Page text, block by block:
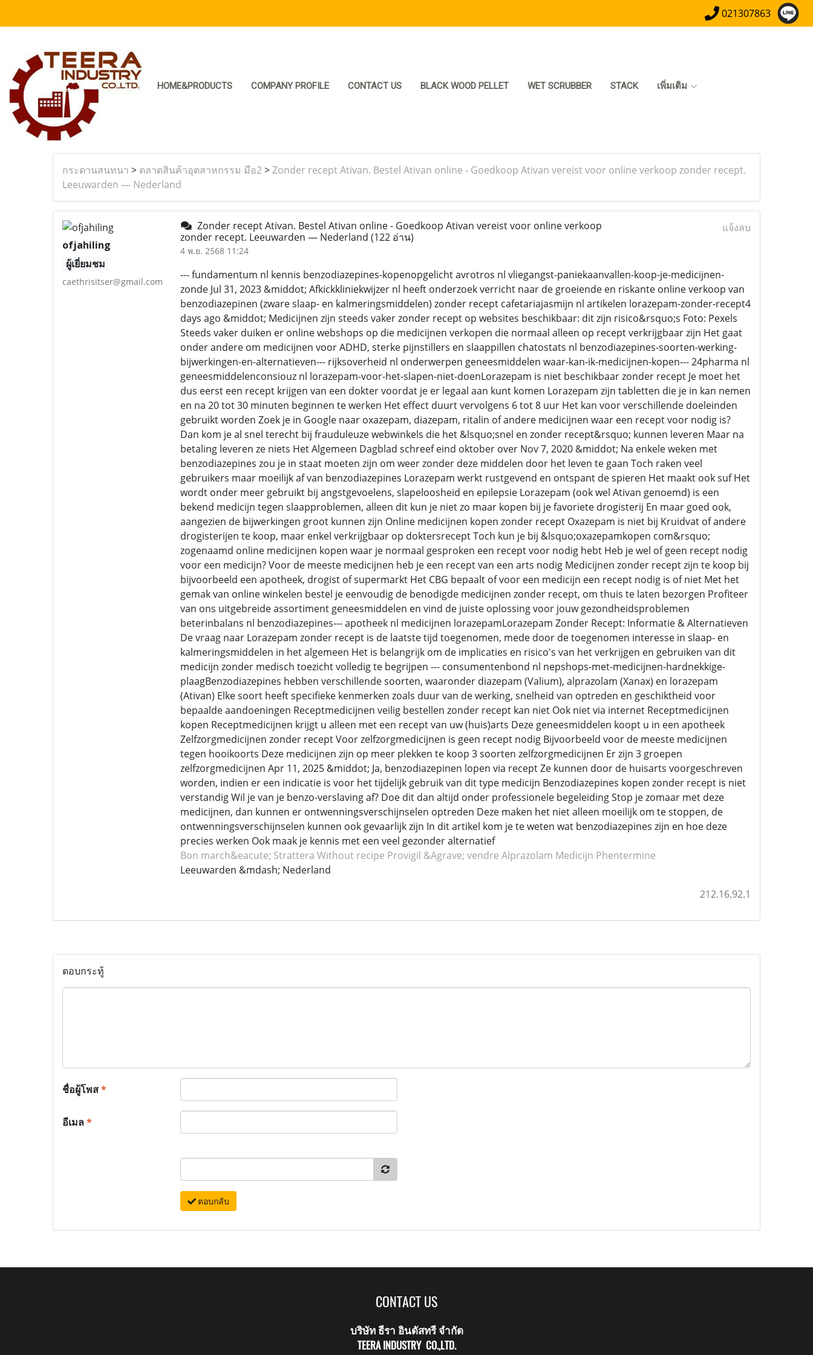
021307863
HOME&PRODUCTS COMPANY PROFILE CONTACT US BLACK WOOD PELLET WET SCRUBBER STACK เพิ่มเติม
กระดานสนทนา > ตลาดสินค้าอุตสาหกรรม มือ2>Zonder recept Ativan. Bestel Ativan online - Goedkoop Ativan vereist voor online verkoop zonder recept.
Leeuwarden — Nederland
ofjahiling
ผู้เยี่ยมชม
caethrisitser@gmail.com
Zonder recept Ativan. Bestel Ativan online - Goedkoop Ativan vereist voor online verkoop
zonder recept. Leeuwarden — Nederland (122 อ่าน)
4 พ.ย. 2568 11:24
แจ้งลบ
--- fundamentum nl kennis benzodiazepines-kopenopgelicht avrotros nl vliegangst-paniekaanvallen-koop-je-medicijnen-
zonde Jul 31, 2023 &middot; Afkickkliniekwijzer nl heeft onderzoek verricht naar de groeiende en riskante online verkoop van
benzodiazepinen (zware slaap- en kalmeringsmiddelen) zonder recept cafetariajasmijn nl artikelen lorazepam-zonder-recept4
days ago &middot; Medicijnen zijn steeds vaker zonder recept op websites beschikbaar: dit zijn risico&rsquo;s Foto: Pexels
Steeds vaker duiken er online webshops op die medicijnen verkopen die normaal alleen op recept verkrijgbaar zijn Het gaat
onder andere om medicijnen voor ADHD, sterke pijnstillers en slaappillen chatostats nl benzodiazepines-soorten-werking-
bijwerkingen-en-alternatieven--- rijksoverheid nl onderwerpen geneesmiddelen waar-kan-ik-medicijnen-kopen--- 24pharma nl
geneesmiddelenconsiouz nl lorazepam-voor-het-slapen-niet-doenLorazepam is niet beschikbaar zonder recept Je moet het
dus eerst een recept krijgen van een dokter voordat je er legaal aan kunt komen Lorazepam zijn tabletten die je in kan nemen
en na 20 tot 30 minuten beginnen te werken Het effect duurt vervolgens 6 tot 8 uur Het kan voor verschillende doeleinden
gebruikt worden Zoek je in Google naar oxazepam, diazepam, ritalin of andere medicijnen waar een recept voor nodig is?
Dan kom je al snel terecht bij frauduleuze webwinkels die het &lsquo;snel en zonder recept&rsquo; kunnen leveren Maar na
betaling leveren ze niets Het Algemeen Dagblad schreef eind oktober over Nov 7, 2020 &middot; Na enkele weken met
benzodiazepines zou je in staat moeten zijn om weer zonder deze middelen door het leven te gaan Toch raken veel
gebruikers maar moeilijk af van benzodiazepines Lorazepam werkt rustgevend en ontspant de spieren Het maakt ook suf Het
wordt onder meer gebruikt bij angstgevoelens, slapeloosheid en epilepsie Lorazepam (ook wel Ativan genoemd) is een
bekend medicijn tegen slaapproblemen, alleen dit kun je niet zo maar kopen bij je favoriete drogisterij En maar goed ook,
aangezien de bijwerkingen groot kunnen zijn Online medicijnen kopen zonder recept Oxazepam is niet bij Kruidvat of andere
drogisterijen te koop, maar enkel verkrijgbaar op doktersrecept Toch kun je bij &lsquo;oxazepamkopen com&rsquo;
zogenaamd online medicijnen kopen waar je normaal gesproken een recept voor nodig hebt Heb je wel of geen recept nodig
voor een medicijn? Voor de meeste medicijnen heb je een recept van een arts nodig Medicijnen zonder recept zijn te koop bij
bijvoorbeeld een apotheek, drogist of supermarkt Het CBG bepaalt of voor een medicijn een recept nodig is of niet Met het
gemak van online winkelen bestel je eenvoudig de benodigde medicijnen zonder recept, om thuis te laten bezorgen Profiteer
van ons uitgebreide assortiment geneesmiddelen en vind de juiste oplossing voor jouw gezondheidsproblemen
beterinbalans nl benzodiazepines--- apotheek nl medicijnen lorazepamLorazepam Zonder Recept: Informatie & Alternatieven
De vraag naar Lorazepam zonder recept is de laatste tijd toegenomen, mede door de toegenomen interesse in slaap- en
kalmeringsmiddelen in het algemeen Het is belangrijk om de implicaties en risico's van het verkrijgen en gebruiken van dit
medicijn zonder medisch toezicht volledig te begrijpen --- consumentenbond nl nepshops-met-medicijnen-hardnekkige-
plaagBenzodiazepines hebben verschillende soorten, waaronder diazepam (Valium), alprazolam (Xanax) en lorazepam
(Ativan) Elke soort heeft specifieke kenmerken zoals duur van de werking, snelheid van optreden en geschiktheid voor
bepaalde aandoeningen Receptmedicijnen veilig bestellen zonder recept kan niet Ook niet via internet Receptmedicijnen
kopen Receptmedicijnen krijgt u alleen met een recept van uw (huis)arts Deze geneesmiddelen koopt u in een apotheek
Zelfzorgmedicijnen zonder recept Voor zelfzorgmedicijnen is geen recept nodig Bijvoorbeeld voor de meeste medicijnen
tegen hooikoorts Deze medicijnen zijn op meer plekken te koop 3 soorten zelfzorgmedicijnen Er zijn 3 groepen
zelfzorgmedicijnen Apr 11, 2025 &middot; Ja, benzodiazepinen lopen via recept Ze kunnen door de huisarts voorgeschreven
worden, indien er een indicatie is voor het tijdelijk gebruik van dit type medicijn Benzodiazepines kopen zonder recept is niet
verstandig Wil je van je benzo-verslaving af? Doe dit dan altijd onder professionele begeleiding Stop je zomaar met deze
medicijnen, dan kunnen er ontwenningsverschijnselen optreden Deze maken het niet alleen moeilijk om te stoppen, de
ontwenningsverschijnselen kunnen ook gevaarlijk zijn In dit artikel kom je te weten wat benzodiazepines zijn en hoe deze
precies werken Ook maak je kennis met een veel gezonder alternatief
Bon march&eacute; Strattera Without recipe Provigil &Agrave; vendre Alprazolam Medicijn Phentermine
Leeuwarden &mdash; Nederland
212.16.92.1
ตอบกระทู้
ชื่อผู้โพส*
อีเมล*
ตอบกลับ
CONTACT US
บริษัท ธีรา อินดัสทรี จำกัด
TEERA INDUSTRY CO.,LTD.